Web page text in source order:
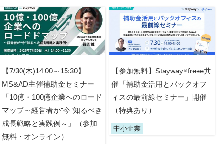
【7/30(木)14:00～15:30】
MS&AD主催補助金セミナー
「10億・100億企業へのロード
マップ～経営者が“今”知るべき
成長戦略と実践例～」（参加
無料・オンライン）
【参加無料】Stayway×freee共
催「補助金活用とバックオフ
ィスの最前線セミナー」開催
（特典あり）
中小企業